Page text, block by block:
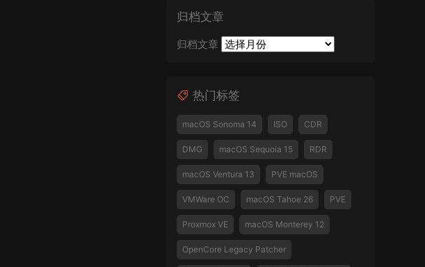
归档文章
归档文章
热门标签
macOS Sonoma 14 ISO CDR
DMG macOS Sequoia 15 RDR
macOS Ventura 13 PVE macOS
VMWare OC macOS Tahoe 26 PVE
Proxmox VE macOS Monterey 12
OpenCore Legacy Patcher